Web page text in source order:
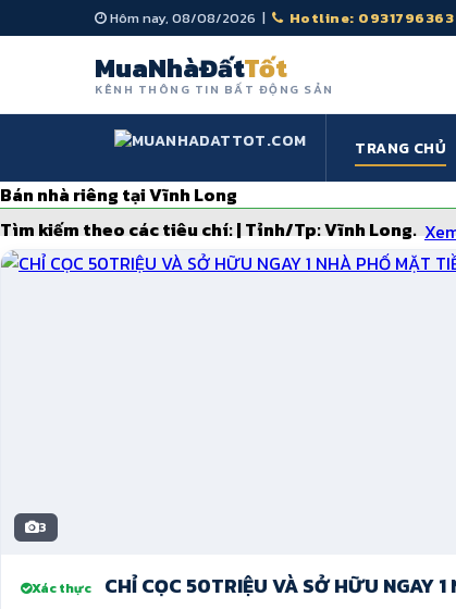
Hôm nay, 08/08/2026 | Hotline: 0931796363
MuaNhàĐấtTốt
KÊNH THÔNG TIN BẤT ĐỘNG SẢN
TRANG CHỦ
Bán nhà riêng tại Vĩnh Long
Tìm kiếm theo các tiêu chí: | Tỉnh/Tp:Vĩnh Long.
3
Xác thực
CHỈ CỌC 50TRIỆU VÀ SỞ HỮU NGAY